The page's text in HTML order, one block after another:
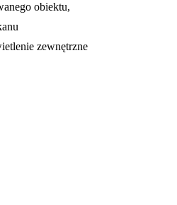
obiektu,
zewnętrzne